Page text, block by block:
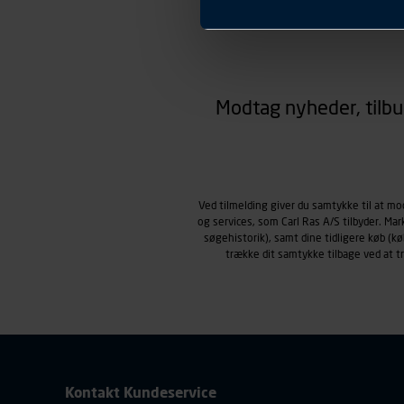
hjemmesiden ser ud eller
Carl Ras anvender
henblik på markedsføring,
personoplysninger om
Vi henviser endvidere til
personoplysninger.
Modtag nyheder,
Ved tilmelding giver du samtykke til at
og services, som Carl Ras A/S tilbyder.
søgehistorik), samt dine tidligere køb
trække dit samtykke tilbage ved at
Kontakt Kundeservice